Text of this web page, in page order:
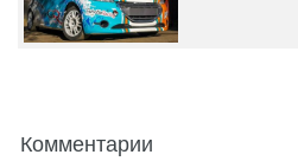
Комментарии